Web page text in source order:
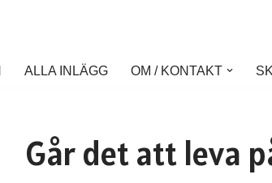
ALLA INLÄGG OM / KONTAKT
Går det att leva